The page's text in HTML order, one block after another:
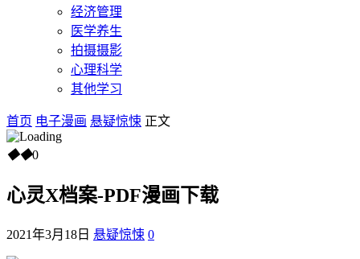
经济管理
医学养生
拍摄摄影
心理科学
其他学习
首页 电子漫画 悬疑惊悚 正文
◆◆0
心灵X档案-PDF漫画下载
2021年3月18日 悬疑惊悚 0